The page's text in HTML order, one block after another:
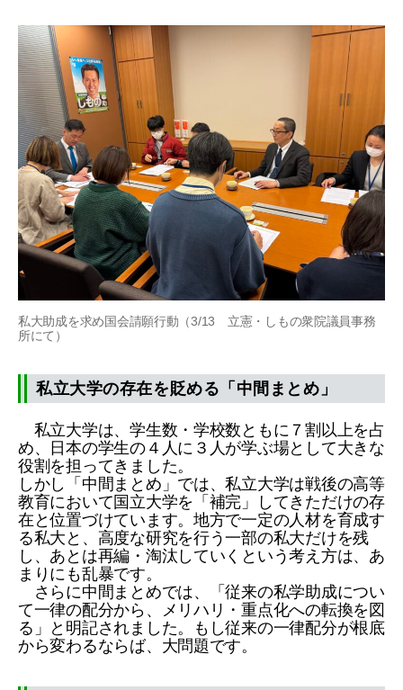
私大助成を求め国会請願行動（3/13 立憲・しもの衆院議員事務
所にて）
私立大学の存在を貶める「中間まとめ」
私立大学は、学生数・学校数ともに７割以上を占
め、日本の学生の４人に３人が学ぶ場として大きな
役割を担ってきました。
しかし「中間まとめ」では、私立大学は戦後の高等
教育において国立大学を「補完」してきただけの存
在と位置づけています。地方で一定の人材を育成す
る私大と、高度な研究を行う一部の私大だけを残
し、あとは再編・淘汰していくという考え方は、あ
まりにも乱暴です。
さらに中間まとめでは、「従来の私学助成につい
て一律の配分から、メリハリ・重点化への転換を図
る」と明記されました。もし従来の一律配分が根底
から変わるならば、大問題です。